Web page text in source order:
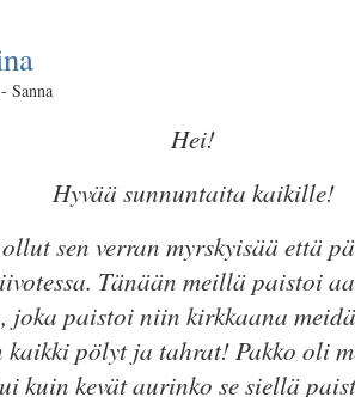
Sanna
Hei!
Hyvää sunnuntaita kaikille!
sen verran myrskyisää että
Tänään meillä paistoi
joka paistoi niin kirkkaana
kaikki pölyt ja tahrat! Pakko oli
kuin kevät aurinko se siellä